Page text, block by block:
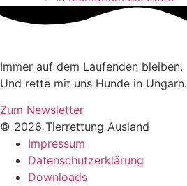
Immer auf dem Laufenden bleiben.
Und rette mit uns Hunde in Ungarn.
Zum Newsletter
© 2026 Tierrettung Ausland
Impressum
Datenschutzerklärung
Downloads